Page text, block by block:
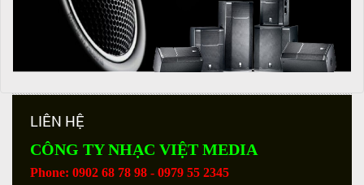
LIÊN HỆ
CÔNG TY NHẠC VIỆT MEDIA
Phone: 0902 68 78 98 - 0979 55 2345